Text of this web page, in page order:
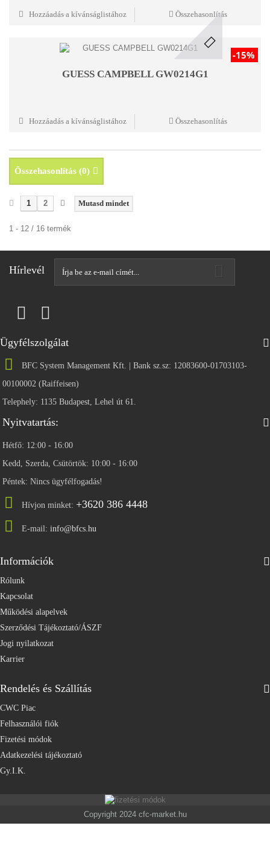
Hozzáadás a kívánságlistához Összehasonlítás
GUESS CAMPBELL GW0214G1
-15%
Hozzáadás a kívánságlistához Összehasonlítás
Összehasonlítás (0)
Mutasd mindet
1 2
1 - 12 / 16 termék
Hírlevél
Ügyfélszolgálat
BFC System Management Kft. | Bank sz.sz: 12083600-01703103-
00100002 (Raiffeisen)
Telephely: 1135 Budapest, Lehel út 61.
Nyitvatartás:
Hétfő: 12:00 - 16:00
Kedd, Szerda, Csütörtök: 10:00 - 16:00
Péntek: Nincs ügyfélfogadás!
Hívjon minket: +3620 386 4448
E-mail: info@bfcs.hu
Információk
Rólunk
Kapcsolat
Működési alapelvek
Szerződési Tájékoztató/ÁSZF
Jogi nyilatkozat
Karrier
Rendelés és Szállítás
CWC Piac
Felhasználói fiók
Fizetési módok
Adatkezelési tájékoztató
Gy.I.K.
Copyright 2024 cfc-market.hu